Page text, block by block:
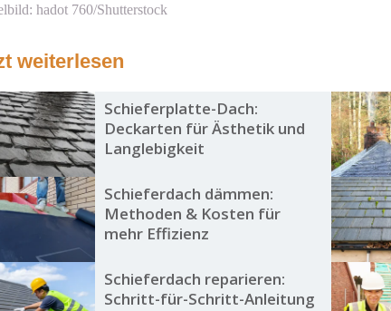
hadot 760/Shutterstock
weiterlesen
Schieferplatte-Dach:
Deckarten für Ästhetik und
Langlebigkeit
Schieferdach dämmen:
Methoden & Kosten für
mehr Effizienz
Schieferdach reparieren:
Schritt-für-Schritt-Anleitung